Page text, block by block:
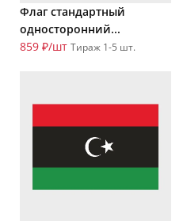
Флаг стандартный
односторонний...
859 ₽/шт Тираж 1-5 шт.